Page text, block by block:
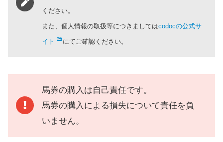
ください。
また、個人情報の取扱等につきましてはcodocの公式サ
イト にてご確認ください。
馬券の購入は自己責任です。
馬券の購入による損失について責任を負
いません。